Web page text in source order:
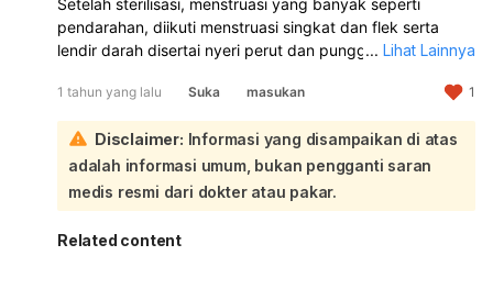
pendarahan, diikuti menstruasi singkat dan flek serta
lendir darah disertai nyeri perut dan punggung, bisa jadi
Perdarahan hebat setelah melahirkan normal terjadi
selama 3-6 minggu, tetapi perlu diwaspadai jika
berlebihan. Setelah melahirkan, ibu mengalami perubahan
fisik, termasuk keluarnya darah (lokia) yang berwarna
dan konsistensi berbeda, serta perubahan hormon.
Menstruasi bisa kembali setelah melahirkan, meskipun
menyusui dapat menunda siklus ini. Untuk memastikan
... Lihat Lainnya
1 tahun yang lalu Suka masukan 1
Disclaimer: Informasi yang disampaikan di atas
adalah informasi umum, bukan pengganti saran
medis resmi dari dokter atau pakar.
Related content